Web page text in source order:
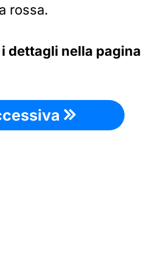
rossa.
dettagli nella pagina